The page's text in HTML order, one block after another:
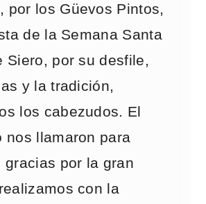
por los Güevos Pintos,
de la Semana Santa
Siero, por su desfile,
y la tradición,
los cabezudos. El
nos llamaron para
gracias por la gran
con la